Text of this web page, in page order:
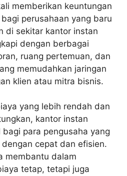
memberikan keuntungan
perusahaan yang baru
di sekitar kantor instan
dengan berbagai
ruang pertemuan, dan
memudahkan jaringan
klien atau mitra bisnis.
yang lebih rendah dan
kantor instan
para pengusaha yang
cepat dan efisien.
membantu dalam
tetap, tetapi juga